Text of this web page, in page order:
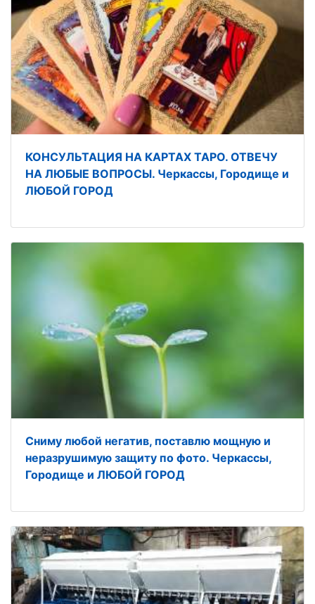
КОНСУЛЬТАЦИЯ НА КАРТАХ ТАРО. ОТВЕЧУ
НА ЛЮБЫЕ ВОПРОСЫ. Черкассы, Городище и
ЛЮБОЙ ГОРОД
Сниму любой негатив, поставлю мощную и
неразрушимую защиту по фото. Черкассы,
Городище и ЛЮБОЙ ГОРОД